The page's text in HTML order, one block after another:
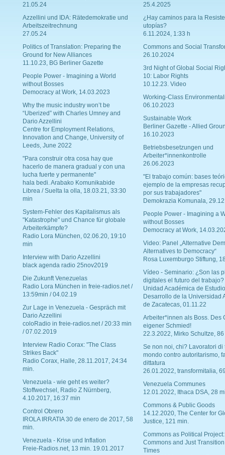
21.05.24
Azzellini und IDA: Rätedemokratie und
Arbeitszeitrechnung
27.05.24
Politics of Translation: Preparing the
Ground for New Alliances
11.10.23, BG Berliner Gazette
People Power - Imagining a World
without Bosses
Democracy at Work, 14.03.2023
Why the music industry won’t be
“Uberized” with Charles Umney and
Dario Azzellini
Centre for Employment Relations,
Innovation and Change, University of
Leeds, June 2022
"Para construir otra cosa hay que
hacerlo de manera gradual y con una
lucha fuerte y permanente"
hala bedi. Arabako Komunikabide
Librea / Suelta la olla, 18.03.21, 33:30
min
System-Fehler des Kapitalismus als
"Katastrophe" und Chance für globale
Arbeiterkämpfe?
Radio Lora München, 02.06.20, 19:10
min
Interview with Dario Azzellini
black agenda radio 25nov2019
Die Zukunft Venezuelas
Radio Lora München in freie-radios.net /
13:59min / 04.02.19
Zur Lage in Venezuela - Gespräch mit
Dario Azzellini
coloRadio in freie-radios.net / 20:33 min
/ 07.02.2019
Interview Radio Corax: "The Class
Strikes Back"
Radio Corax, Halle, 28.11.2017, 24:34
min.
Venezuela - wie geht es weiter?
Stoffwechsel, Radio Z Nürnberg,
4.10.2017, 16:37 min
Control Obrero
IROLA IRRATIA 30 de enero de 2017, 58
min.
Venezuela - Krise und Inflation
Freie-Radios.net, 13 min. 19.01.2017
25.4.2025
¿Hay caminos para la
utopías?
6.11.2024, 1:33 h
Commons and Social
26.10.2024
3rd Night of Global Social
10: Labor Rights
10.12.23. Video
Working-Class
06.10.2023
Sustainable Work
Berliner Gazette - Allied
16.10.2023
Betriebsbesetzungen und
Arbeiter*innenkontrolle
26.06.2023
"El trabajo común: bases
ejemplo de la empresas
por sus trabajadores"
Demokrazia Komunala,
People Power - Imagining a
without Bosses
Democracy at Work,
Video: Panel „Alternative
Alternatives to Democracy“
Rosa Luxemburgo Stiftung,
Vídeo - Seminario: ¿Son las
digitales el futuro del trabajo?
Unidad Académica de
Desarrollo de la Universidad
de Zacatecas, 01.11.22
Arbeiter*innen als Boss. Des
eigener Schmied!
22.3.2022, Mirko Schultze, 86
Se non noi, chi? Lavoratori di
mondo contro autoritarismo,
dittatura
26.01.2022, transformitalia,
Venezuela Communes
12.01.2022, Ithaca DSA, 28
Commons & Public Goods
14.12.2020, The Center for
Justice, 121 min.
Commons as Political Project:
Commons and Just
Times